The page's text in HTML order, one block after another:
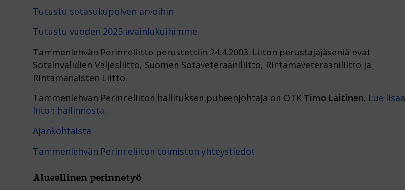
Tutustu sotasukupolven arvoihin
Tutustu vuoden 2025 avainlukuihimme.
Tammenlehvän Perinneliitto perustettiin 24.4.2003. Liiton perustajajäseniä ovat
Sotainvalidien Veljesliitto, Suomen Sotaveteraaniliitto, Rintamaveteraaniliitto ja
Rintamanaisten Liitto.
Tammenlehvän Perinneliiton hallituksen puheenjohtaja on OTK Timo Laitinen. Lue lisää
liiton hallinnosta.
Ajankohtaista
Tammenlehvän Perinneliiton toimiston yhteystiedot
Alueellinen perinnetyö